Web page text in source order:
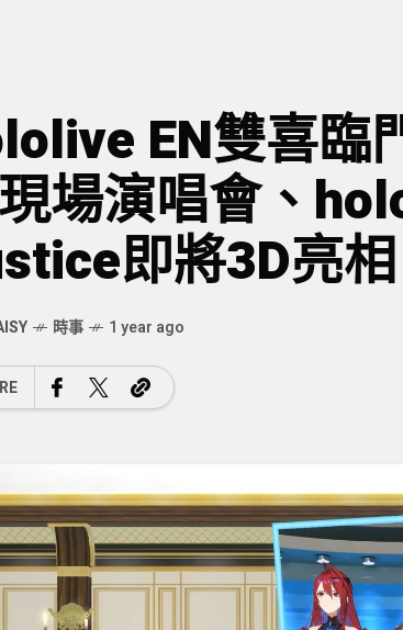
EN雙喜臨
場演唱會、
即將3D亮相
時事 1 year ago